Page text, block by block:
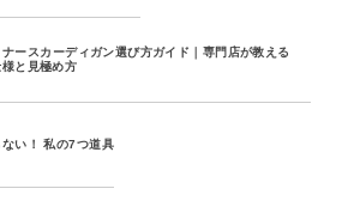
ースカーディガン選び方ガイド｜専門店が教える
様と見極め方
い！ 私の7つ道具